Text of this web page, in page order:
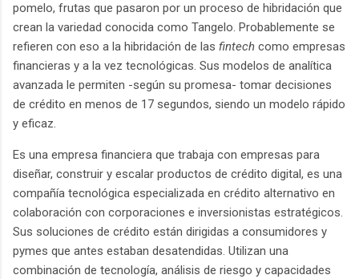
pomelo, frutas que pasaron por un proceso de hibridación que
crean la variedad conocida como Tangelo. Probablemente se
refieren con eso a la hibridación de las fintech como empresas
financieras y a la vez tecnológicas. Sus modelos de analítica
avanzada le permiten -según su promesa- tomar decisiones
de crédito en menos de 17 segundos, siendo un modelo rápido
y eficaz.
Es una empresa financiera que trabaja con empresas para
diseñar, construir y escalar productos de crédito digital, es una
compañía tecnológica especializada en crédito alternativo en
colaboración con corporaciones e inversionistas estratégicos.
Sus soluciones de crédito están dirigidas a consumidores y
pymes que antes estaban desatendidas. Utilizan una
combinación de tecnología, análisis de riesgo y capacidades